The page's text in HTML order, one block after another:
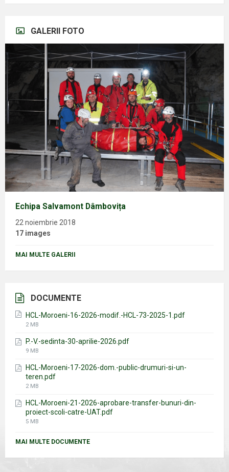
GALERII FOTO
Echipa Salvamont Dâmbovița
22 noiembrie 2018
17 images
MAI MULTE GALERII
DOCUMENTE
HCL-Moroeni-16-2026-modif.-HCL-73-2025-1.pdf
File
2 MB
P.-V.-sedinta-30-aprilie-2026.pdf
File
9 MB
HCL-Moroeni-17-2026-dom.-public-drumuri-si-un-
teren.pdf
File
2 MB
HCL-Moroeni-21-2026-aprobare-transfer-bunuri-din-
proiect-scoli-catre-UAT.pdf
File
5 MB
MAI MULTE DOCUMENTE